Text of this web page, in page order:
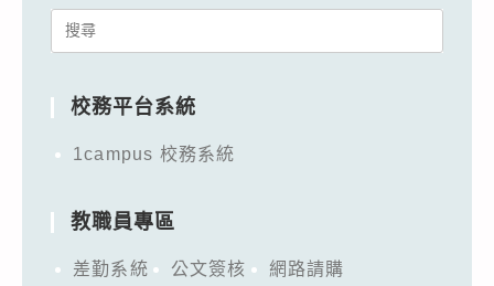
Search
校務平台系統
1campus 校務系統
教職員專區
差勤系統 公文簽核
網路請購